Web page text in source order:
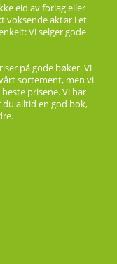
eid av forlag eller
voksende aktør i et
Vi selger gode
på gode bøker. Vi
sortement, men vi
prisene. Vi har
alltid en god bok,